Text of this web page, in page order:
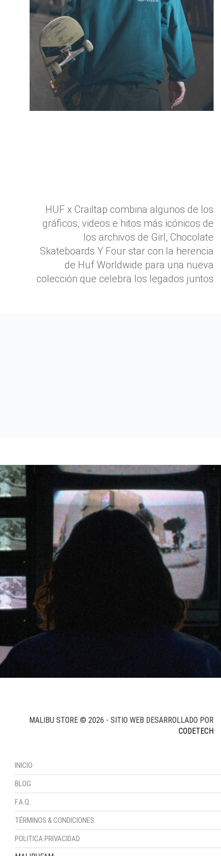
HUF x Crailtap combina algunos de los
gráficos, videos e hitos más icónicos de
los archivos de Girl, Chocolate
Skateboards Y Four star con la herencia
de Huf Worldwide para una nueva
colección que celebra los legados juntos
INICIO
BLOG
F.A.Q.
TÉRMINOS & CONDICIONES
POLITICA PRIVACIDAD
MALIBU STORE © 2026 - SITIO WEB DESARROLLADO POR
CODETECH